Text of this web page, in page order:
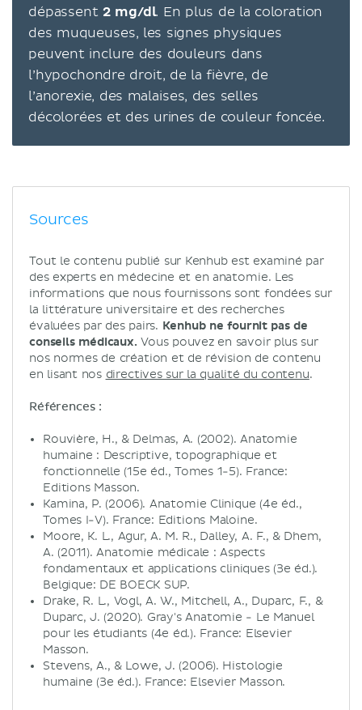
dépassent 2 mg/dl. En plus de la coloration
des muqueuses, les signes physiques
peuvent inclure des douleurs dans
l’hypochondre droit, de la fièvre, de
l’anorexie, des malaises, des selles
décolorées et des urines de couleur foncée.
Sources
Tout le contenu publié sur Kenhub est examiné par
des experts en médecine et en anatomie. Les
informations que nous fournissons sont fondées sur
la littérature universitaire et des recherches
évaluées par des pairs. Kenhub ne fournit pas de
conseils médicaux. Vous pouvez en savoir plus sur
nos normes de création et de révision de contenu
en lisant nos directives sur la qualité du contenu.
Références :
Rouvière, H., & Delmas, A. (2002). Anatomie
humaine : Descriptive, topographique et
fonctionnelle (15e éd., Tomes 1-5). France:
Editions Masson.
Kamina, P. (2006). Anatomie Clinique (4e éd.,
Tomes I-V). France: Editions Maloine.
Moore, K. L., Agur, A. M. R., Dalley, A. F., & Dhem,
A. (2011). Anatomie médicale : Aspects
fondamentaux et applications cliniques (3e éd.).
Belgique: DE BOECK SUP.
Drake, R. L., Vogl, A. W., Mitchell, A., Duparc, F., &
Duparc, J. (2020). Gray's Anatomie - Le Manuel
pour les étudiants (4e éd.). France: Elsevier
Masson.
Stevens, A., & Lowe, J. (2006). Histologie
humaine (3e éd.). France: Elsevier Masson.